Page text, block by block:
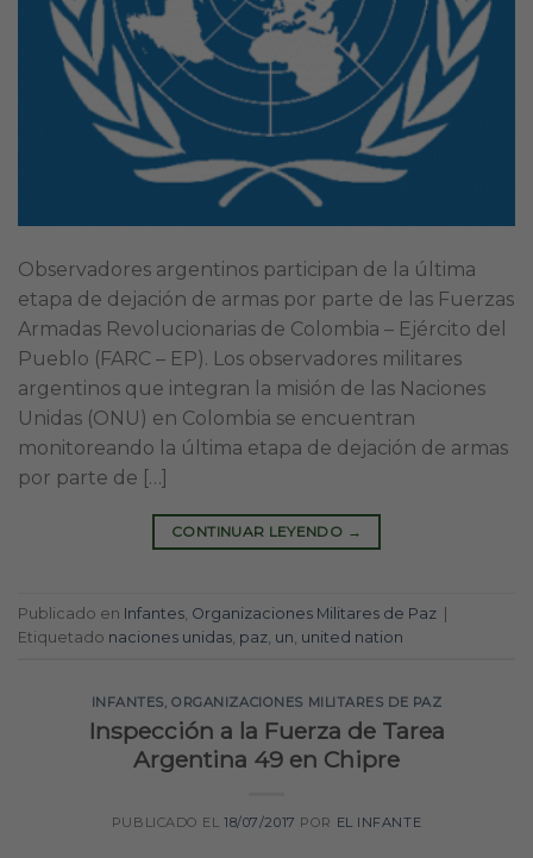
Observadores argentinos participan de la última
etapa de dejación de armas por parte de las Fuerzas
Armadas Revolucionarias de Colombia – Ejército del
Pueblo (FARC – EP). Los observadores militares
argentinos que integran la misión de las Naciones
Unidas (ONU) en Colombia se encuentran
monitoreando la última etapa de dejación de armas
por parte de […]
CONTINUAR LEYENDO →
Publicado en Infantes Organizaciones Militares de Paz |
Etiquetado naciones unidas paz un united nation
INFANTES,ORGANIZACIONES MILITARES DE PAZ
Inspección a la Fuerza de Tarea
Argentina 49 en Chipre
PUBLICADO EL18/07/2017 POR EL INFANTE